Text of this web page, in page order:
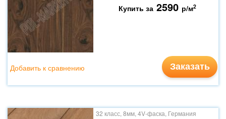
Купить за 2590 р/м2
Заказать
Добавить к сравнению
32 класс, 8мм, 4V-фаска, Германия